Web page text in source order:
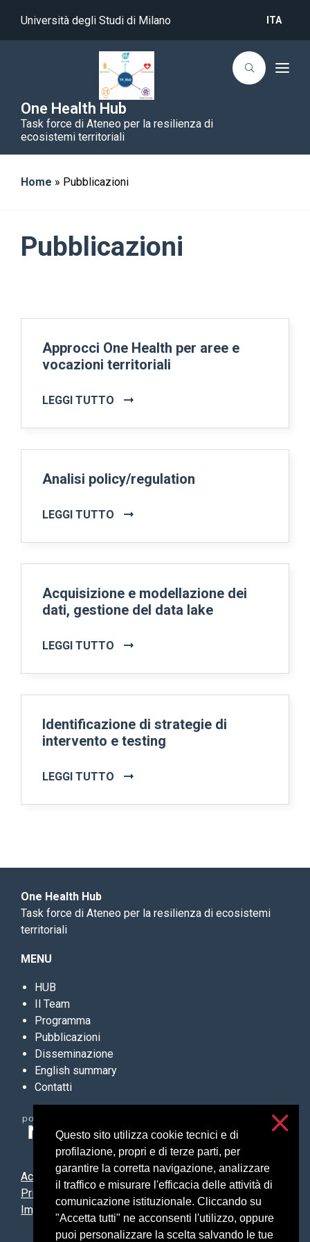
Questo sito utilizza cookie tecnici e di
profilazione, propri e di terze parti, per
garantire la corretta navigazione, analizzare
il traffico e misurare l'efficacia delle attività di
comunicazione istituzionale. Cliccando su
"Accetta tutti" ne acconsenti l'utilizzo, oppure
puoi personalizzare la scelta salvando le tue
Università degli Studi di Milano ITA
One Health Hub
Task force di Ateneo per la resilienza di
ecosistemi territoriali
T
v
Home » Pubblicazioni
Pubblicazioni
Approcci One Health per aree e
vocazioni territoriali
LEGGI TUTTO
Analisi policy/regulation
LEGGI TUTTO
Acquisizione e modellazione dei
dati, gestione del data lake
LEGGI TUTTO
Identificazione di strategie di
intervento e testing
LEGGI TUTTO
One Health Hub
Task force di Ateneo per la resilienza di ecosistemi
territoriali
MENU
HUB
Il Team
Programma
Pubblicazioni
Disseminazione
English summary
Contatti
Accessibilità
Privacy e cookies
Impostazioni cookie